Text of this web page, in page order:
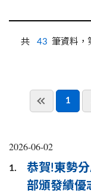
共 43 筆資料，
1
2026-06-02
1.
恭賀!東勢
部頒發績優